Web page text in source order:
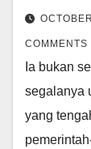
COMMENTS
Ia bukan
segalanya
yang